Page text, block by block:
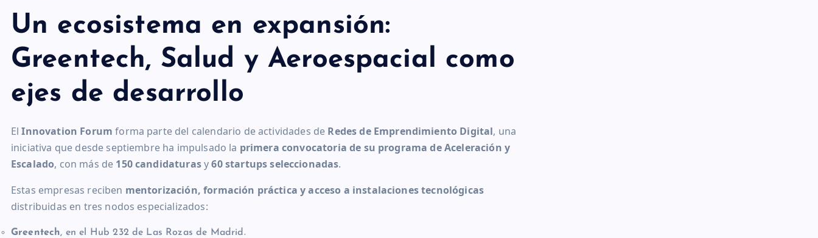
Un ecosistema en expansión:
Greentech, Salud y Aeroespacial como
ejes de desarrollo
ElInnovation Forum forma parte del calendario de actividades de Redes de Emprendimiento Digital, una
iniciativa que desde septiembre ha impulsado la primera convocatoria de su programa de Aceleración y
Escalado, con más de 150 candidaturasy60 startups seleccionadas.
Estas empresas reciben mentorización, formación práctica y acceso a instalaciones tecnológicas
distribuidas en tres nodos especializados:
Greentech, en el Hub 232 de Las Rozas de Madrid.